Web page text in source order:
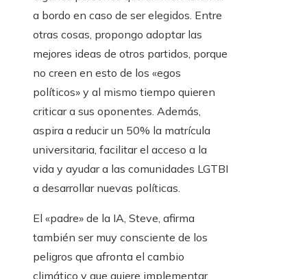
a bordo en caso de ser elegidos. Entre
otras cosas, propongo adoptar las
mejores ideas de otros partidos, porque
no creen en esto de los «egos
políticos» y al mismo tiempo quieren
criticar a sus oponentes. Además,
aspira a reducir un 50% la matrícula
universitaria, facilitar el acceso a la
vida y ayudar a las comunidades LGTBI
a desarrollar nuevas políticas.
El «padre» de la IA, Steve, afirma
también ser muy consciente de los
peligros que afronta el cambio
climático y que quiere implementar